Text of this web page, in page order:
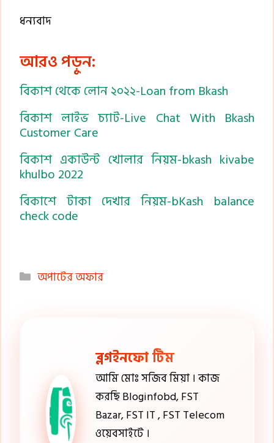
ধন্যবাদ
আরও পড়ুন:
বিকাশ থেকে লোন ২০২২-Loan from Bkash
বিকাশ লাইভ চ্যাট-Live Chat With Bkash
Customer Care
বিকাশ একাউন্ট খোলার নিয়ম-bkash kivabe
khulbo 2022
বিকাশে টাকা দেখার নিয়ম-bKash balance
check code
Categories
অপাটের অফার
ব্লগইনফো টিম
আমি মোঃ সজিব মিয়া । কাজ
করছি Bloginfobd, FST
Bazar, FST IT , FST Telecom
ওয়েবসাইটে ।